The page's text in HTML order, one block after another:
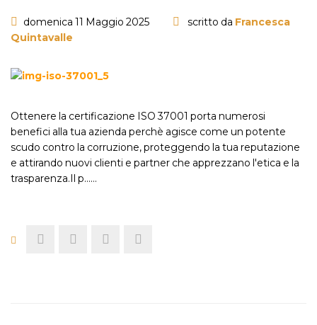
domenica 11 Maggio 2025 scritto da Francesca
Quintavalle
Ottenere la certificazione ISO 37001 porta numerosi
benefici alla tua azienda perchè agisce come un potente
scudo contro la corruzione, proteggendo la tua reputazione
e attirando nuovi clienti e partner che apprezzano l'etica e la
trasparenza.Il p...…